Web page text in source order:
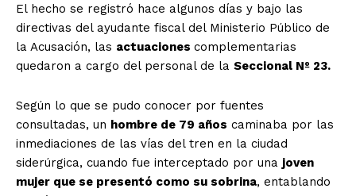
El hecho se registró hace algunos días y bajo las
directivas del ayudante fiscal del Ministerio Público de
la Acusación, las actuaciones complementarias
quedaron a cargo del personal de la Seccional Nº 23.
Según lo que se pudo conocer por fuentes
consultadas, un hombre de 79 años caminaba por las
inmediaciones de las vías del tren en la ciudad
siderúrgica, cuando fue interceptado por una joven
mujer que se presentó como su sobrina, entablando